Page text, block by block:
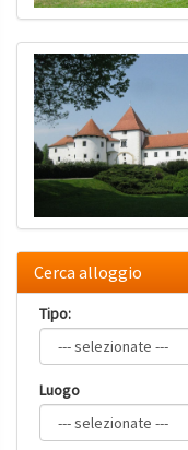
Cerca alloggio
Tipo:
Luogo